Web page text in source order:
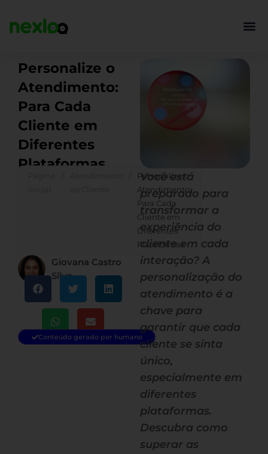
para
Personalize o
Atendimento:
Para Cada
Cliente em
Diferentes
Plataformas
Personalize o
Atendimento:
Para Cada
Cliente em
Diferentes
Plataformas
Giovana Castro
Silva
Conteúdo gerado por humano
Você está
preparado para
transformar a
experiência do
cliente em cada
interação? A
personalização do
atendimento é a
chave para
garantir que cada
cliente se sinta
único,
especialmente em
diferentes
plataformas.
Descubra como
superar as